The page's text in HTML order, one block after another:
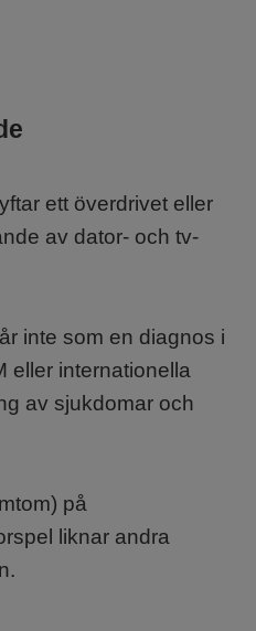
ett överdrivet eller
av dator- och tv-
inte som en diagnos i
eller internationella
av sjukdomar och
på
liknar andra